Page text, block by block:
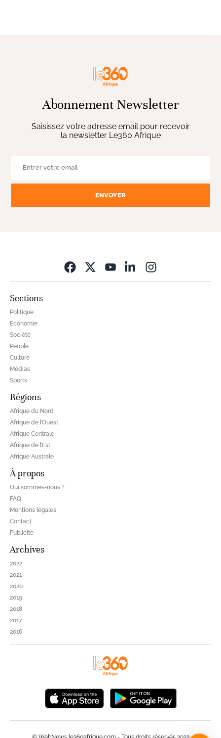
Abonnement Newsletter
Saisissez votre adresse email pour recevoir
la newsletter Le360 Afrique
ENVOYER
Sections
Politique
Economie
Société
People
Culture
Médias
Sports
Régions
Afrique du Nord
Afrique de l’Ouest
Afrique Centrale
Afrique de l’Est
Afrique Australe
À propos
Qui sommes-nous ?
FAQ
Mentions légales
Contact
Publicité
Archives
2022
2021
2020
2019
2018
2017
2016